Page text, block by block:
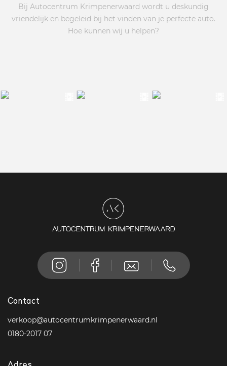
Bij Autocentrum Krimpenerwaard wordt u deskundig
vriendelijk en begeleid bij het vinden van je perfecte auto.
Hoe kunnen wij u helpen?
Contact
verkoop@autocentrumkrimpenerwaard.nl
0180-2017 07